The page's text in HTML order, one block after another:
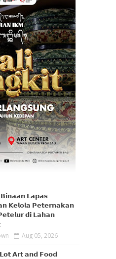
𝗟𝗮𝗽𝗮𝘀
𝗞𝗲𝗹𝗼𝗹𝗮 𝗣𝗲𝘁𝗲𝗿𝗻𝗮𝗸𝗮𝗻
𝗱𝗶 𝗟𝗮𝗵𝗮𝗻
Aug 05, 2026
𝗔𝗿𝘁 𝗮𝗻𝗱 𝗙𝗼𝗼𝗱